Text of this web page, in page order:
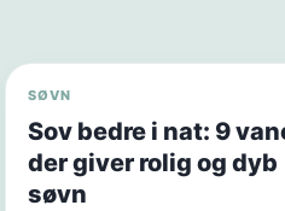
SØVN
Sov bedre i nat: 9
der giver rolig og dyb
søvn